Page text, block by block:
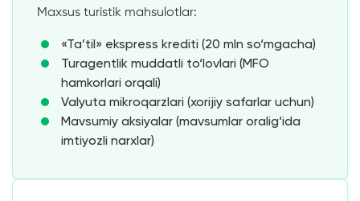
Maxsus turistik mahsulotlar:
«Ta’til» ekspress krediti (20 mln so‘mgacha)
Turagentlik muddatli to‘lovlari (MFO
hamkorlari orqali)
Valyuta mikroqarzlari (xorijiy safarlar uchun)
Mavsumiy aksiyalar (mavsumlar oralig‘ida
imtiyozli narxlar)